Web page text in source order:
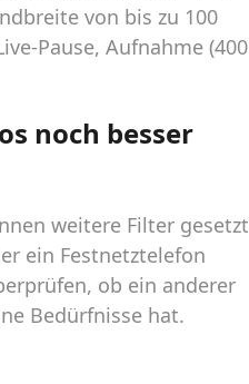
von bis zu 100
Pause, Aufnahme (400
noch besser
weitere Filter gesetzt
ein Festnetztelefon
ob ein anderer
Bedürfnisse hat.